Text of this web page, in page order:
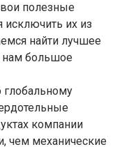
полезные
их из
найти лучшее
большое
компании
чем механические